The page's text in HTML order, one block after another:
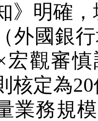
》明確
外國銀
宏觀審
核定為20
業務規